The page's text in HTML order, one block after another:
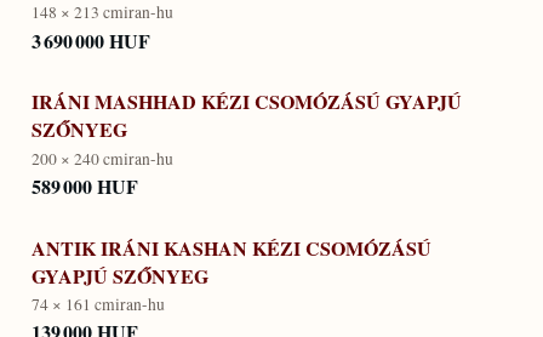
148 × 213 cmiran-hu
3 690 000 HUF
IRÁNI MASHHAD KÉZI CSOMÓZÁSÚ GYAPJÚ
SZŐNYEG
200 × 240 cmiran-hu
589 000 HUF
ANTIK IRÁNI KASHAN KÉZI CSOMÓZÁSÚ
GYAPJÚ SZŐNYEG
74 × 161 cmiran-hu